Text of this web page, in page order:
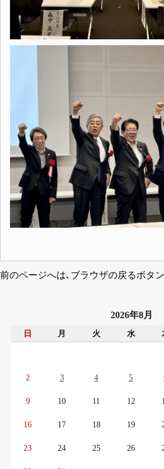
前のページへは､ブラウザの戻るボタ
2026年8月
日 月 火 水
2 3 4 5
9 10 11 12
16 17 18 19
23 24 25 26